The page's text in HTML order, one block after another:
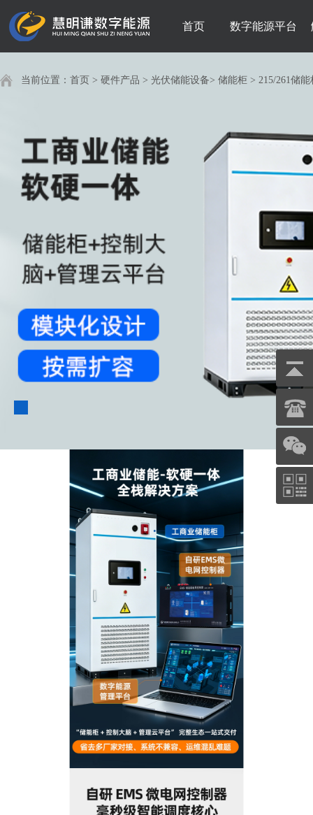
首页 数字能源平台
当前位置： 首页 > 硬件产品 > 光伏储能设备> 储能柜 > 215/261储能